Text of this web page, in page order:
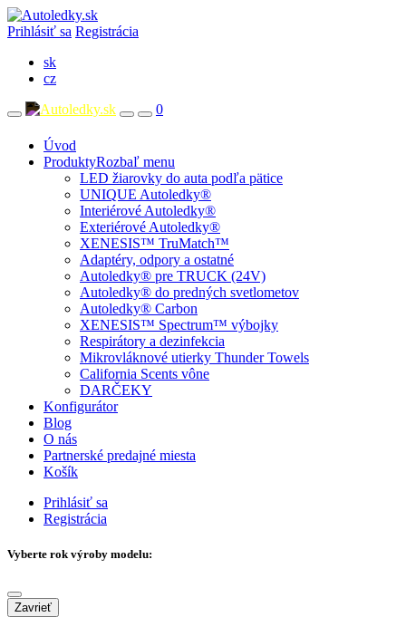
Prihlásiť sa Registrácia
sk
cz
0
Úvod
ProduktyRozbaľ menu
LED žiarovky do auta podľa pätice
UNIQUE Autoledky®
Interiérové Autoledky®
Exteriérové Autoledky®
XENESIS™ TruMatch™
Adaptéry, odpory a ostatné
Autoledky® pre TRUCK (24V)
Autoledky® do predných svetlometov
Autoledky® Carbon
XENESIS™ Spectrum™ výbojky
Respirátory a dezinfekcia
Mikrovláknové utierky Thunder Towels
California Scents vône
DARČEKY
Konfigurátor
Blog
O nás
Partnerské predajné miesta
Košík
Prihlásiť sa
Registrácia
Vyberte rok výroby modelu:
Zavrieť